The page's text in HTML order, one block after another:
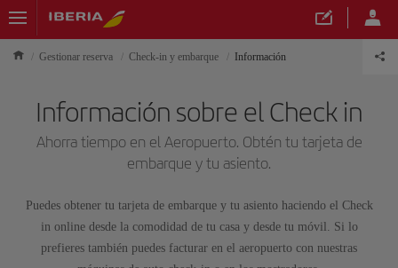
Gestionar reserva Check-in y embarque Información
Información sobre el Check in
Ahorra tiempo en el Aeropuerto. Obtén tu tarjeta de
embarque y tu asiento.
Puedes obtener tu tarjeta de embarque y tu asiento haciendo el Check
in online desde la comodidad de tu casa y desde tu móvil. Si lo
prefieres también puedes facturar en el aeropuerto con nuestras